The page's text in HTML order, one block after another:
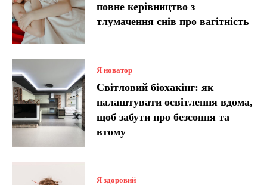
повне керівництво з
тлумачення снів про вагітність
Я новатор
Світловий біохакінг: як
налаштувати освітлення вдома,
щоб забути про безсоння та
втому
Я здоровий